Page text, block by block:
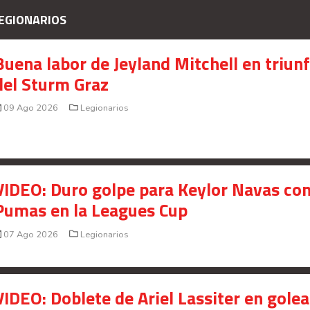
Your Add Here !!
Radio Actual107.1FM
labor de Jeyland Mitchell en
Sturm Graz
09 Ago 2026 Legionarios
Duro golpe para Keylor Navas
en la Leagues Cup
07 Ago 2026 Legionarios
Doblete de Ariel Lassiter en